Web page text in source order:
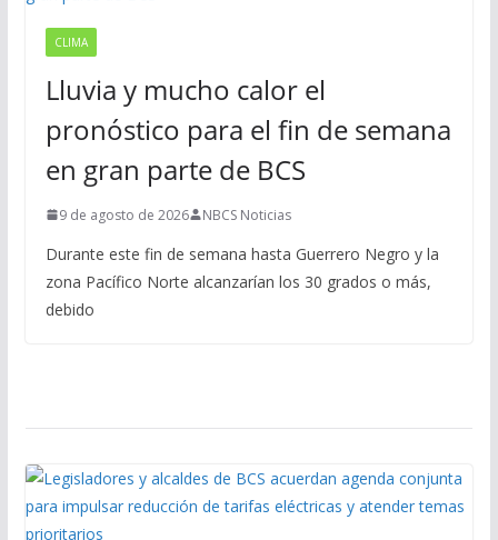
CLIMA
Lluvia y mucho calor el
pronóstico para el fin de semana
en gran parte de BCS
9 de agosto de 2026 NBCS Noticias
Durante este fin de semana hasta Guerrero Negro y la
zona Pacífico Norte alcanzarían los 30 grados o más,
debido